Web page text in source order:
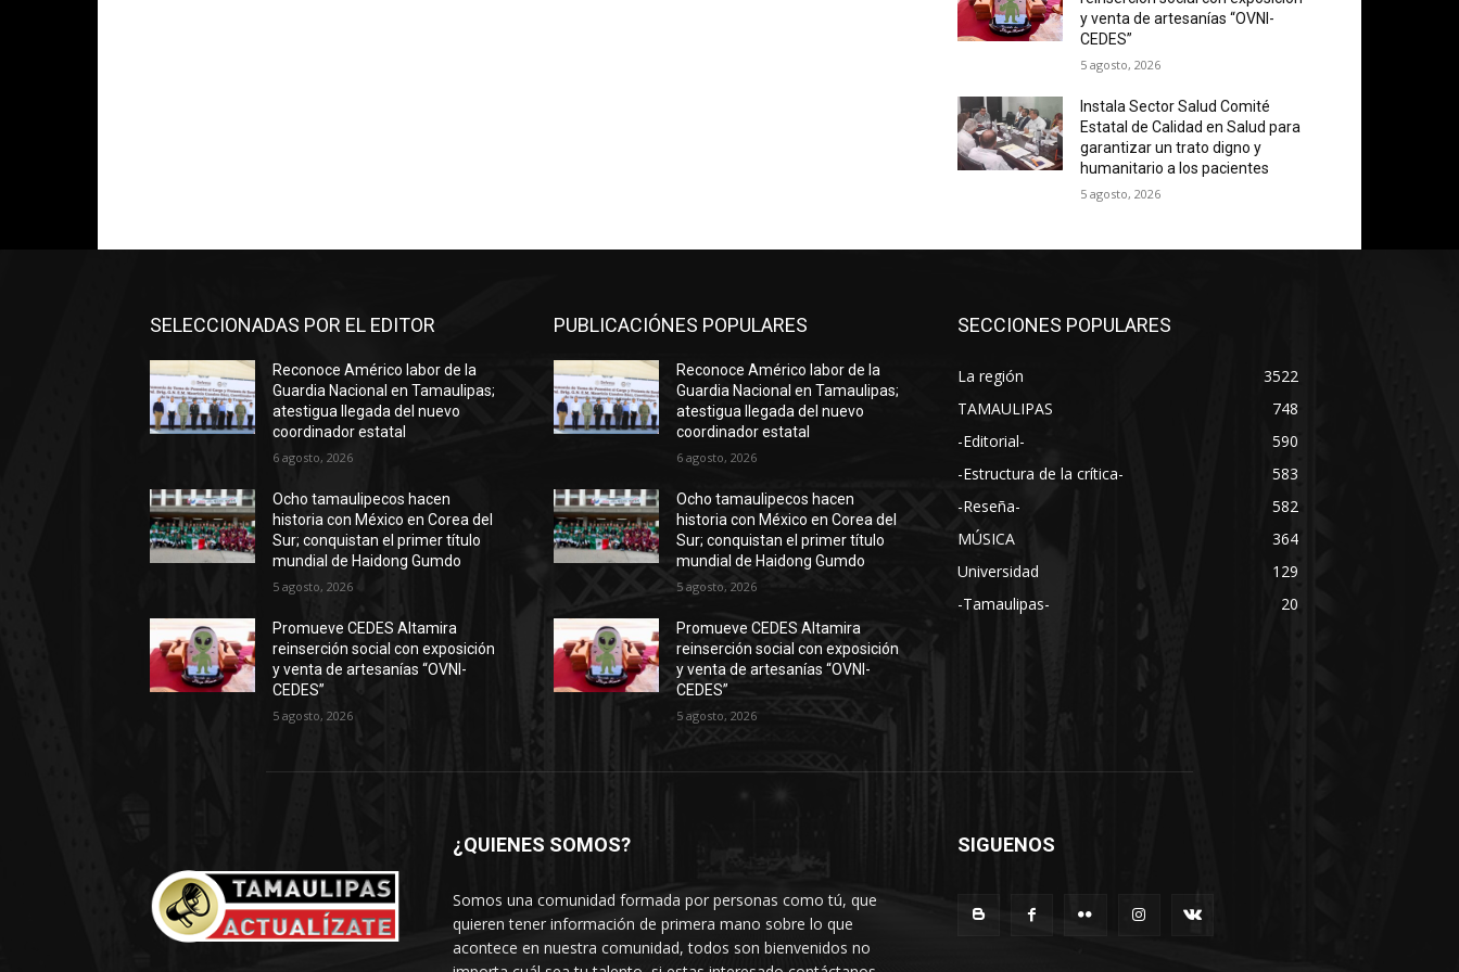
y venta de artesanías “OVNI-
CEDES”
5 agosto, 2026
Instala Sector Salud Comité
Estatal de Calidad en Salud para
garantizar un trato digno y
humanitario a los pacientes
5 agosto, 2026
SELECCIONADAS POR EL EDITOR
Reconoce Américo labor de la
Guardia Nacional en Tamaulipas;
atestigua llegada del nuevo
coordinador estatal
6 agosto, 2026
Ocho tamaulipecos hacen
historia con México en Corea del
Sur; conquistan el primer título
mundial de Haidong Gumdo
5 agosto, 2026
Promueve CEDES Altamira
reinserción social con exposición
y venta de artesanías “OVNI-
CEDES”
5 agosto, 2026
PUBLICACIÓNES POPULARES
Reconoce Américo labor de la
Guardia Nacional en Tamaulipas;
atestigua llegada del nuevo
coordinador estatal
6 agosto, 2026
Ocho tamaulipecos hacen
historia con México en Corea del
Sur; conquistan el primer título
mundial de Haidong Gumdo
5 agosto, 2026
Promueve CEDES Altamira
reinserción social con exposición
y venta de artesanías “OVNI-
CEDES”
5 agosto, 2026
SECCIONES POPULARES
La región
3522
TAMAULIPAS
748
-Editorial-
590
-Estructura de la crítica-
583
-Reseña-
582
MÚSICA
364
Universidad
129
-Tamaulipas-
20
¿QUIENES SOMOS?
Somos una comunidad formada por personas como tú, que
quieren tener información de primera mano sobre lo que
acontece en nuestra comunidad, todos son bienvenidos no
SIGUENOS